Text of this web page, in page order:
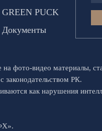
GREEN PUCK
Документы
фото-видео материалы,
законодательством РК.
как нарушения